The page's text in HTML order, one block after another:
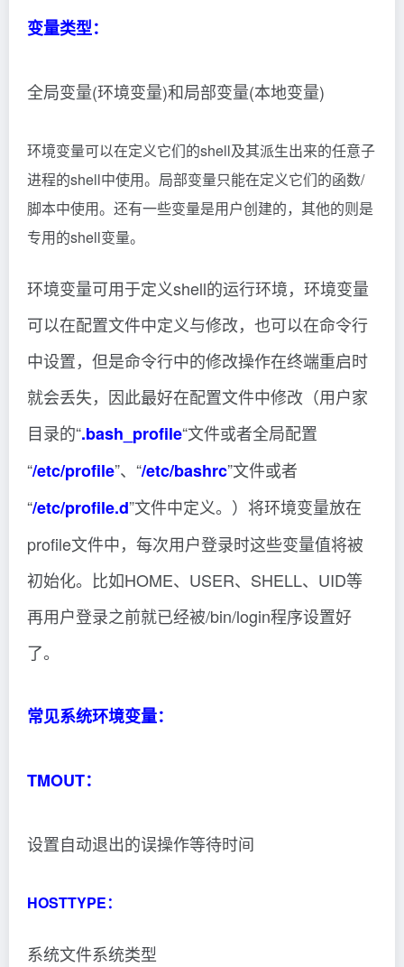
变量类型：
全局变量(环境变量)和局部变量(本地变量)
环境变量可以在定义它们的shell及其派生出来的任意子
进程的shell中使用。局部变量只能在定义它们的函数/
脚本中使用。还有一些变量是用户创建的，其他的则是
专用的shell变量。
环境变量可用于定义shell的运行环境，环境变量
可以在配置文件中定义与修改，也可以在命令行
中设置，但是命令行中的修改操作在终端重启时
就会丢失，因此最好在配置文件中修改（用户家
目录的“.bash_profile“文件或者全局配置
“/etc/profile”、“/etc/bashrc”文件或者
“/etc/profile.d”文件中定义。）将环境变量放在
profile文件中，每次用户登录时这些变量值将被
初始化。比如HOME、USER、SHELL、UID等
再用户登录之前就已经被/bin/login程序设置好
了。
常见系统环境变量：
TMOUT：
设置自动退出的误操作等待时间
HOSTTYPE：
系统文件系统类型